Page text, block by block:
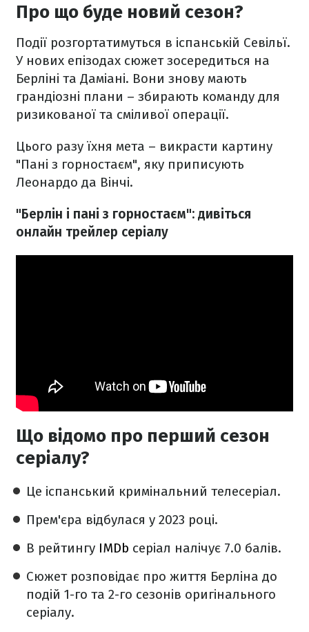
Про що буде новий сезон?
Події розгортатимуться в іспанській Севільї.
У нових епізодах сюжет зосередиться на
Берліні та Даміані. Вони знову мають
грандіозні плани – збирають команду для
ризикованої та сміливої операції.
Цього разу їхня мета – викрасти картину
"Пані з горностаєм", яку приписують
Леонардо да Вінчі.
"Берлін і пані з горностаєм": дивіться
онлайн трейлер серіалу
Що відомо про перший сезон
серіалу?
Це іспанський кримінальний телесеріал.
Прем'єра відбулася у 2023 році.
В рейтингу IMDb серіал налічує 7.0 балів.
Сюжет розповідає про життя Берліна до
подій 1-го та 2-го сезонів оригінального
серіалу.